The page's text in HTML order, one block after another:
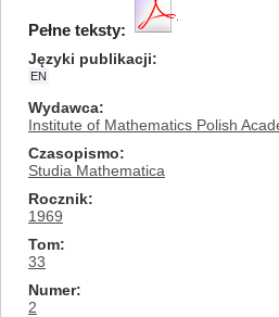
Pełne teksty:
Języki publikacji
EN
Wydawca
Institute of Mathematics Polish
Czasopismo
Studia Mathematica
Rocznik
1969
Tom
33
Numer
2